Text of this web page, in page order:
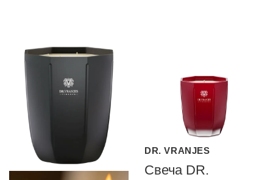
DR. VRANJES
Свеча DR.